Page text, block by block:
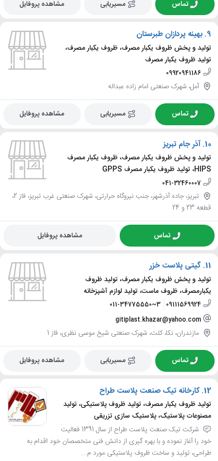
تماس مسیریابی مشاهده پروفایل
9. بهینه پردازان طبرستان
تولید و پخش ظروف یکبار مصرف، ظروف یکبار مصرف،
تولید ظروف یکبار مصرف
09920941186
آمل، شهرک صنعتی امام زاده عبداله
تماس مسیریابی مشاهده پروفایل
10. آذر جام تبریز
تولید و پخش ظروف یکبار مصرف، ظروف یکبار مصرف
HIPS، تولید ظروف یکبار مصرف GPPS
041-32460007
تبریز، جاده آذرشهر، جنب نیروگاه حرارتی، شهرک صنعتی غرب تبریز، فاز 2،
قطعه 23 و 24
تماس مشاهده پروفایل
11. گیتی پلاست خزر
تولید و پخش ظروف یکبار مصرف، تولید ظروف
یکبارمصرف، ظروف ماست، تولید لوازم آشپزخانه
09111569924
011-34775550~3
gitiplast.khazar@yahoo.com
مازندران، نکا، کلت، شهرک صنعتی شیخ موسی نظری، فاز 1
تماس مسیریابی مشاهده پروفایل
12. کارخانه تیک صنعت پلاست طراح
تولید ظروف یکبار مصرف، تولید ظروف پلاستیکی، تولید
مصنوعات پلاستیک، پلاستیک سازی تزریقی
شرکت تیک صنعت پلاست طراح از سال 1391 فعالیت
خود را آغاز نموده و با بهره گیری از دانش فنی متخصصان خود اقدام به
طراحی، تولید و ساخت ظروف پلاستیکی مورد م...